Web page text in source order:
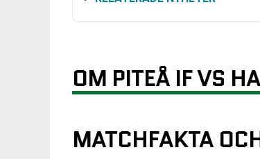
OM PITEÅ IF VS
MATCHFAKTA